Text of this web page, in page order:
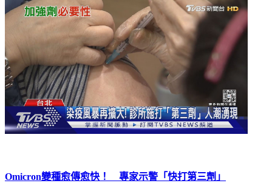
Omicron變種愈傳愈快！ 專家示警「快打第三劑」